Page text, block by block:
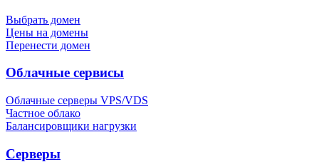
Выбрать домен
Цены на домены
Перенести домен
Облачные сервисы
Облачные серверы VPS/VDS
Частное облако
Балансировщики нагрузки
Серверы